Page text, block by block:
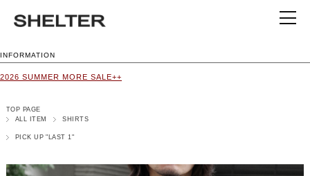
INFORMATION
2026 SUMMER MORE SALE++
TOP PAGE
ALL ITEM
SHIRTS
PICK UP "LAST 1"